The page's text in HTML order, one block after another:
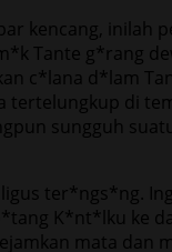
kencang, inilah
Tante g*rang
c*lana d*lam
tertelungkup di
sungguh
ter*ngs*ng.
K*nt*lku ke
mata dan